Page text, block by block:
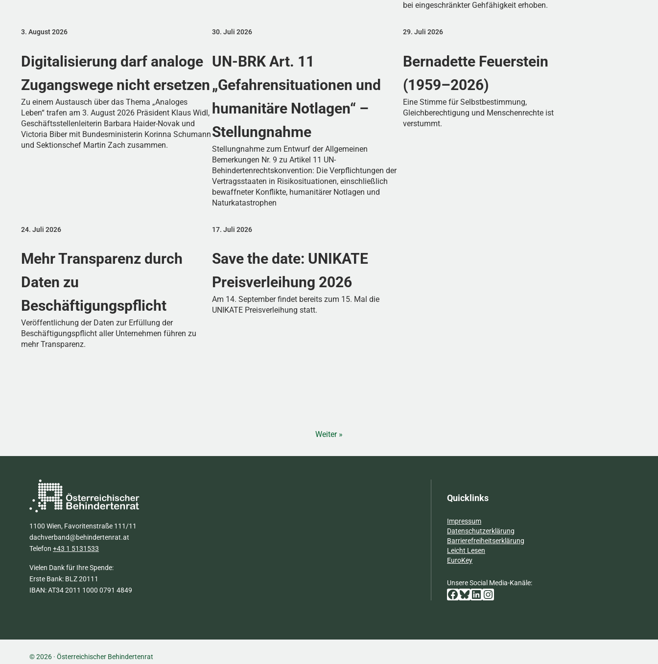
bei eingeschränkter Gehfähigkeit erhoben.
Digitalisierung darf analoge
Zugangswege nicht ersetzen
3. August 2026
Zu einem Austausch über das Thema „Analoges
Leben“ trafen am 3. August 2026 Präsident Klaus Widl,
Geschäftsstellenleiterin Barbara Haider-Novak und
Victoria Biber mit Bundesministerin Korinna Schumann
und Sektionschef Martin Zach zusammen.
UN-BRK Art. 11
„Gefahrensituationen und
humanitäre Notlagen“ –
Stellungnahme
30. Juli 2026
Stellungnahme zum Entwurf der Allgemeinen
Bemerkungen Nr. 9 zu Artikel 11 UN-
Behindertenrechtskonvention: Die Verpflichtungen der
Vertragsstaaten in Risikosituationen, einschließlich
bewaffneter Konflikte, humanitärer Notlagen und
Naturkatastrophen
Bernadette Feuerstein
(1959–2026)
29. Juli 2026
Eine Stimme für Selbstbestimmung,
Gleichberechtigung und Menschenrechte ist
verstummt.
Mehr Transparenz durch
Daten zu
Beschäftigungspflicht
24. Juli 2026
Veröffentlichung der Daten zur Erfüllung der
Beschäftigungspflicht aller Unternehmen führen zu
mehr Transparenz.
Save the date: UNIKATE
Preisverleihung 2026
17. Juli 2026
Am 14. September findet bereits zum 15. Mal die
UNIKATE Preisverleihung statt.
Weiter »
1100 Wien, Favoritenstraße 111/11
dachverband@behindertenrat.at
Telefon+43 1 5131533
Vielen Dank für Ihre Spende:
Erste Bank: BLZ 20111
IBAN: AT34 2011 1000 0791 4849
Quicklinks
Impressum
Datenschutzerklärung
Barrierefreiheitserklärung
Leicht Lesen
EuroKey
Unsere Social Media-Kanäle:
Facebook
Bluesky
LinkedIn
Instagram
© 2026 · Österreichischer Behindertenrat